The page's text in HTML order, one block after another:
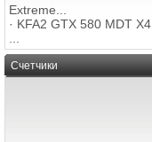
Extreme...
· KFA2 GTX 580 MDT X4
Счетчики